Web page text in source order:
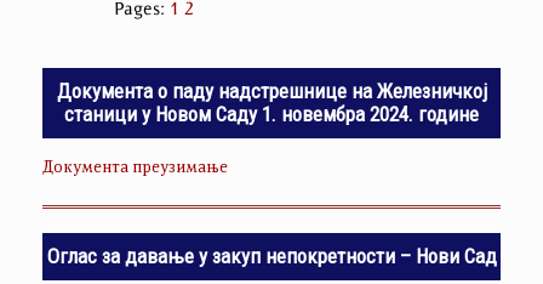
Pages: 1 2
Документа о паду надстрешнице на Железничкој
станици у Новом Саду 1. новембра 2024. године
Документа преузимање
Оглас за давање у закуп непокретности – Нови Сад